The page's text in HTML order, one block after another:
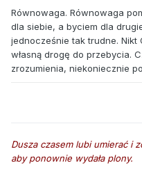
Równowaga. Równowaga
dla siebie, a byciem dla
jednocześnie tak trudne. Nikt
własną drogę do przebycia.
zrozumienia, niekoniecznie
Dusza czasem lubi umierać i
aby ponownie wydała plony.